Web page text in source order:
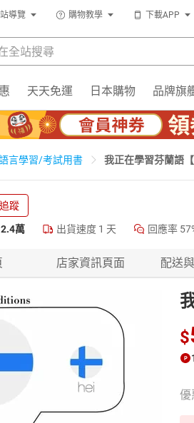
導覽 購物教學 下載APP
天天免運 日本購物 品牌旗
言學習/考試用書 我正在學習芬蘭語【
追蹤
2.4萬 出貨速度 1 天 回應率
店家資訊頁面 配送
$
優